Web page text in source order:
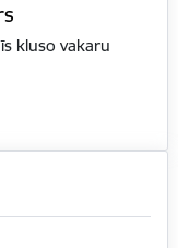
kluso vakaru